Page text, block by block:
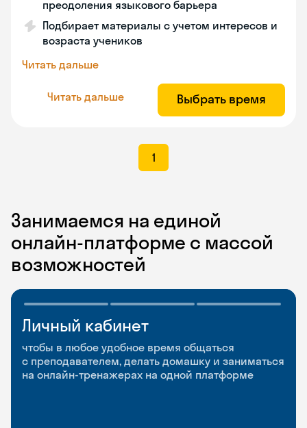
преодоления языкового барьера
Подбирает материалы с учетом интересов и
возраста учеников
Читать дальше
Читать дальше Выбрать время
1
Занимаемся на единой
онлайн-платформе с массой
возможностей
Личный кабинет
чтобы в любое удобное время общаться
с преподавателем, делать домашку и заниматься
на онлайн-тренажерах на одной платформе
Мобильное
приложение
чтобы заниматься и изучать новые слова где
и когда удобно
Разговорные клубы
и Talks
Групповые занятия для разговорной практики
и индивидуальные встречи с преподавателями